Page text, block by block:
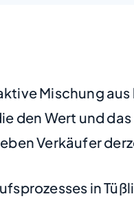
Mischung
den Wert und
Verkäufer
in